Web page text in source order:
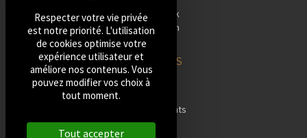
Facebook
Instagram
Tiktok
NOS BIENS
»Maisons
Appartements
»Terrains
Respecter votre vie privée
est notre priorité. L'utilisation
de cookies optimise votre
expérience utilisateur et
améliore nos contenus. Vous
pouvez modifier vos choix à
tout moment.
Tout accepter